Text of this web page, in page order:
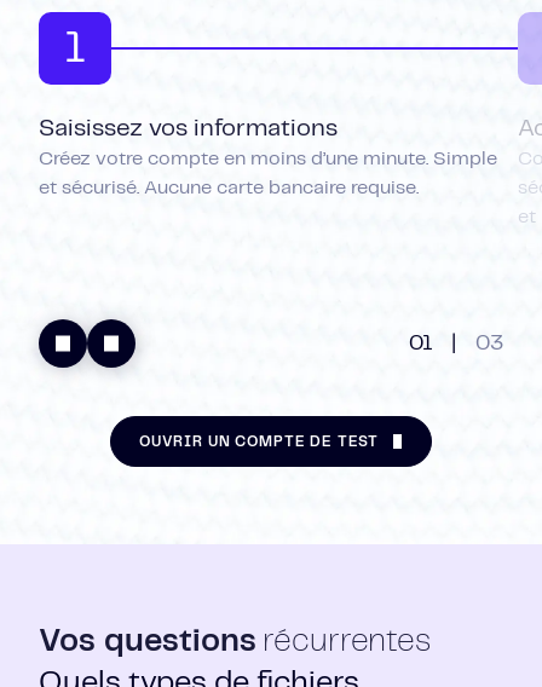
1
Saisissez vos informations
Créez votre compte en moins d’une minute. Simple
et sécurisé. Aucune carte bancaire requise.
et
01 03
OUVRIR UN COMPTE DE TEST
Vos questions récurrentes